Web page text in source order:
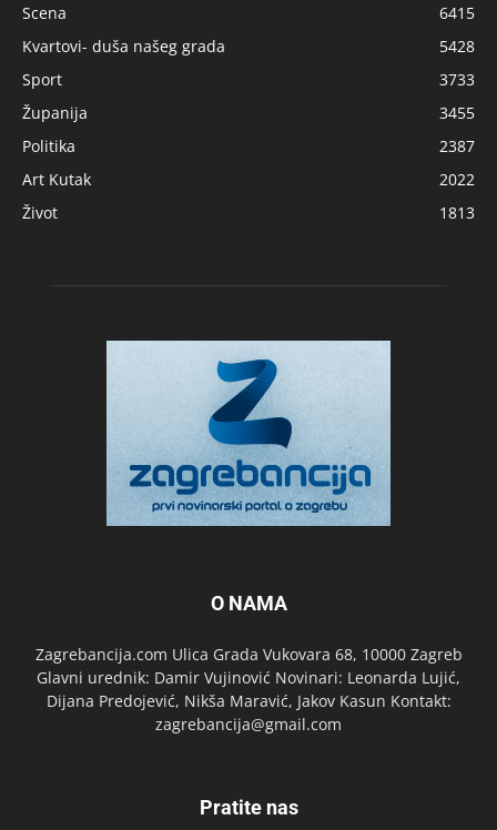
Scena
6415
Kvartovi- duša našeg grada
5428
Sport
3733
Županija
3455
Politika
2387
Art Kutak
2022
Život
1813
O NAMA
Zagrebancija.com Ulica Grada Vukovara 68, 10000 Zagreb
Glavni urednik: Damir Vujinović Novinari: Leonarda Lujić,
Dijana Predojević, Nikša Maravić, Jakov Kasun Kontakt:
zagrebancija@gmail.com
Pratite nas